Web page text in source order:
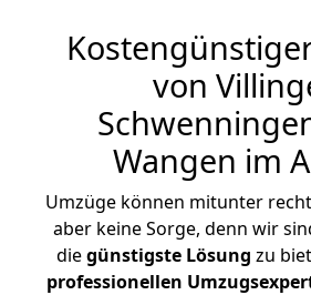
von
Wangen im
Umzüge können mitunter
aber keine Sorge, denn wir
diegünstigste Lösung zu
professionellen